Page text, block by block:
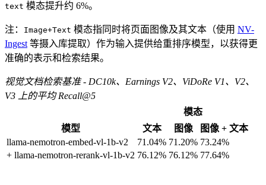
text 模态提升约 6%。
注： Image+Text 模态指同时将页面图像及其文本（使用 NV-
Ingest 等摄入库提取）作为输入提供给重排序模型，以获得更
准确的表示和检索结果。
视觉文档检索基准 - DC10k、Earnings V2、ViDoRe V1、V2、
V3 上的平均 Recall@5
模态
模型
文本 图像
图像 + 文本
llama-nemotron-embed-vl-1b-v2
71.04% 71.20% 73.24%
+ llama-nemotron-rerank-vl-1b-v2 76.12% 76.12% 77.64%